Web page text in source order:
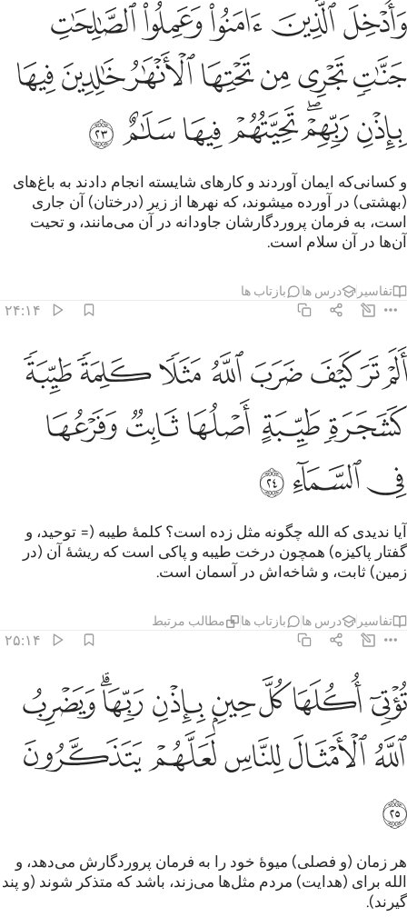
وادخل الذين امنوا وعملوا الصالحات جنات تجري من تحتها الانهار
وَأُدْخِلَ ٱلَّذِينَ ءَامَنُوا۟ وَعَمِلُوا۟ ٱلصَّـٰلِحَـٰتِ جَنَّـٰتٍۢ تَجْرِى مِن تَحْتِهَا ٱلْأَنْهَـٰرُ
ﲭﲮﲯﲰﲱ
ﲲﲳﲴﲵﲶﲷﲸ
ﲹﲺﲻﲼﲽﲾﲿ
و کسانی‌که ایمان آوردند و کارهای شایسته انجام دادند به باغ‌های
(بهشتی) در آورده میشوند، که نهرها از زیر (درختان) آن جاری
است، به فرمان پروردگارشان جاودانه در آن می‌مانند، و تحیت
آن‌ها در آن سلام است.
تفاسیر درس ها بازتاب ها
۲۴:۱۴
الم تر كيف ضرب الله مثلا كلمة طيبة كشجرة طيبة اصلها ثابت وفرعها
أَلَمْ تَرَ كَيْفَ ضَرَبَ ٱللَّهُ مَثَلًۭا كَلِمَةًۭ طَيِّبَةًۭ كَشَجَرَةٍۢ
ﳀﳁﳂﳃﳄﳅﳆﳇ
ﳈﳉ ﳊﳋﳌ
ﳍﳎﳏ
آیا ندیدی که الله چگونه مثل زده است؟ کلمۀ طیبه (= توحید، و
گفتار پاکیزه) همچون درخت طیبه و پاکی است که ریشۀ آن (در
زمین) ثابت، و شاخه‌اش در آسمان است.
تفاسیر درس ها بازتاب ها مطالب مرتبط
۲۵:۱۴
توتي اكلها كل حين باذن ربها ويضرب الله الامثال للناس لعلهم يتذكرون
تُؤْتِىٓ أُكُلَهَا كُلَّ حِينٍۭ بِإِذْنِ رَبِّهَا ۗ وَيَضْرِبُ ٱللَّهُ ٱلْأَمْثَالَ لِلنَّاسِ لَعَلَّهُمْ
ﱁﱂﱃﱄﱅﱆﱇﱈ
ﱉﱊﱋﱌﱍ
ﱎ
هر زمان (و فصلی) میوۀ خود را به فرمان پروردگارش می‌دهد، و
الله برای (هدایت) مردم مثل‌ها می‌زند، باشد که متذکر شوند (و پند
گیرند).